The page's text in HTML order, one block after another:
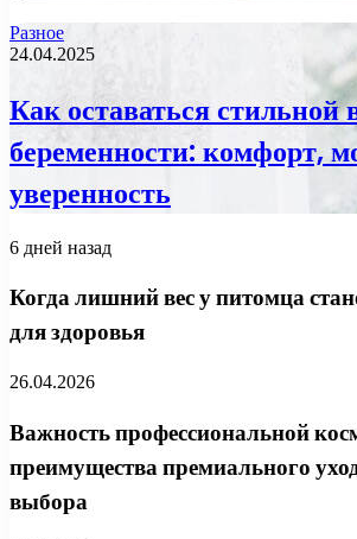
Разное
24.04.2025
Как оставаться стильной
беременности: комфорт,
уверенность
6 дней назад
Когда лишний вес у питомца
для здоровья
26.04.2026
Важность профессиональной
преимущества премиального
выбора